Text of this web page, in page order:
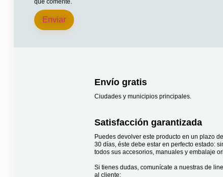
que comente.
Envío gratis
Ciudades y municipios principales.
Satisfacción garantizada​
Puedes devolver este producto en un plazo
30 días, éste debe estar en perfecto estado:
todos sus accesorios, manuales y embalaje
Si tienes dudas, comunícate a nuestras de
al cliente: